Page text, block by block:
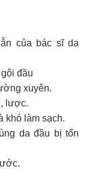
của bác sĩ da
đầu
xuyên.
lược.
khó làm sạch.
da đầu bị tổn